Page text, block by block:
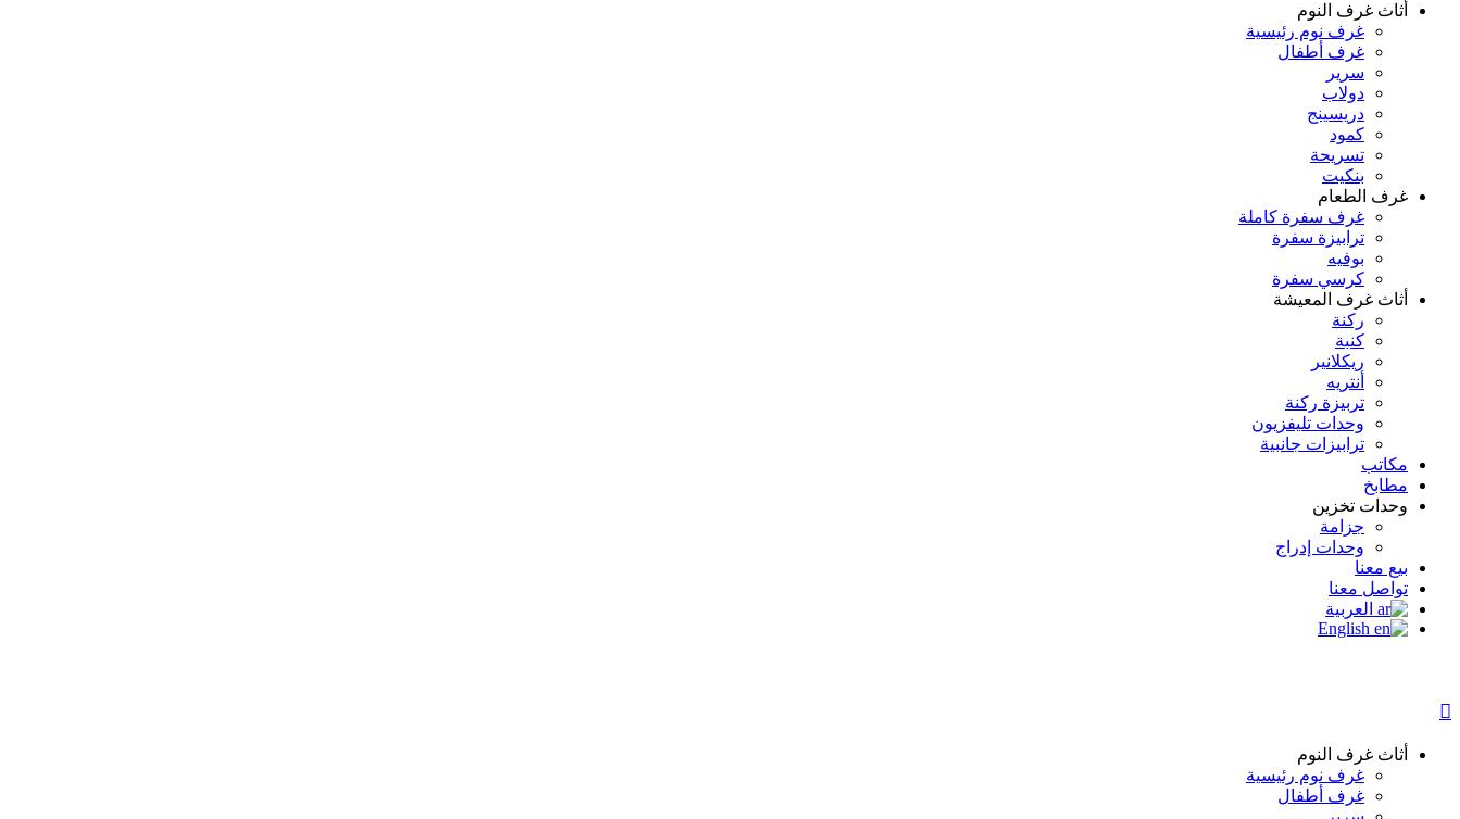
أثاث غرف النوم
غرف نوم رئيسية
غرف أطفال
سرير
دولاب
دريسينج
كمود
تسريحة
بنكيت
غرف الطعام
غرف سفرة كاملة
ترابيزة سفرة
بوفيه
كرسي سفرة
أثاث غرف المعيشة
ركنة
كنبة
ريكلانير
أنتريه
تربيزة ركنة
وحدات تليفزيون
ترابيزات جانبية
مكاتب
مطابخ
وحدات تخزين
جزامة
وحدات إدراج
بيع معنا
تواصل معنا
العربية
English
أثاث غرف النوم
غرف نوم رئيسية
غرف أطفال